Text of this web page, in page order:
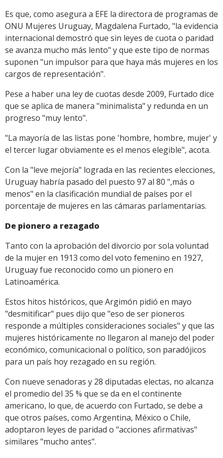
Es que, como asegura a EFE la directora de programas de
ONU Mujeres Uruguay, Magdalena Furtado, "la evidencia
internacional demostró que sin leyes de cuota o paridad
se avanza mucho más lento" y que este tipo de normas
suponen "un impulsor para que haya más mujeres en los
cargos de representación".
Pese a haber una ley de cuotas desde 2009, Furtado dice
que se aplica de manera "minimalista" y redunda en un
progreso "muy lento".
"La mayoría de las listas pone 'hombre, hombre, mujer' y
el tercer lugar obviamente es el menos elegible", acota.
Con la "leve mejoría" lograda en las recientes elecciones,
Uruguay habría pasado del puesto 97 al 80 ",más o
menos" en la clasificación mundial de países por el
porcentaje de mujeres en las cámaras parlamentarias.
De pionero a rezagado
Tanto con la aprobación del divorcio por sola voluntad
de la mujer en 1913 como del voto femenino en 1927,
Uruguay fue reconocido como un pionero en
Latinoamérica.
Estos hitos históricos, que Argimón pidió en mayo
"desmitificar" pues dijo que "eso de ser pioneros
responde a múltiples consideraciones sociales" y que las
mujeres históricamente no llegaron al manejo del poder
económico, comunicacional o político, son paradójicos
para un país hoy rezagado en su región.
Con nueve senadoras y 28 diputadas electas, no alcanza
el promedio del 35 % que se da en el continente
americano, lo que, de acuerdo con Furtado, se debe a
que otros países, como Argentina, México o Chile,
adoptaron leyes de paridad o "acciones afirmativas"
similares "mucho antes".